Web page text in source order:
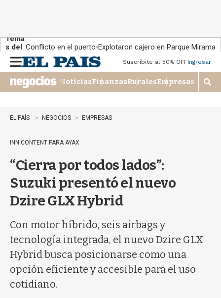
Tema
s del
día:
Conflicto en el puerto Explotaron cajero en Parque Miramar
n
u
Suscribite al 50% OFFIngresar
NoticiasFinanzasRuralesEmpresas
M
o
EL PAÍS NEGOCIOS EMPRESAS
INN CONTENT PARA AYAX
“Cierra por todos lados”:
Suzuki presentó el nuevo
Dzire GLX Hybrid
Con motor híbrido, seis airbags y
tecnología integrada, el nuevo Dzire GLX
Hybrid busca posicionarse como una
opción eficiente y accesible para el uso
cotidiano.